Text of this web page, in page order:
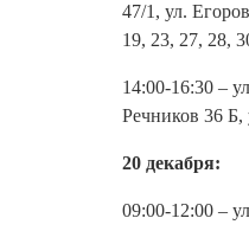
47/1, ул.
19, 23, 27, 28,
14:00-16:30 –
Речников 36
20 декабря:
09:00-12:00 –